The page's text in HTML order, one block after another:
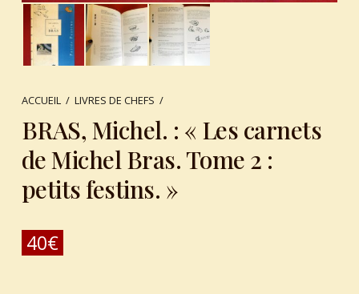
ACCUEIL / LIVRES DE CHEFS /
BRAS, Michel. : « Les carnets
de Michel Bras. Tome 2 :
petits festins. »
40€